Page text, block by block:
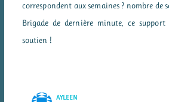
correspondent aux semaines ? nombre de
Brigade de dernière minute, ce support
soutien !
AYLEEN